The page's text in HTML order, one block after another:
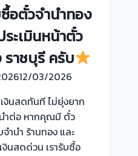
อตั๋วจำนำทอง
ะเมินหน้าตั๋ว
ราชบุรี ครับ
12/03/2026
งินสดทันที ไม่ยุ่งยาก
นำต่อ หากคุณมี ตั๋ว
ำนำ ร้านทอง และ
งินสดด่วน เรารับซื้อ